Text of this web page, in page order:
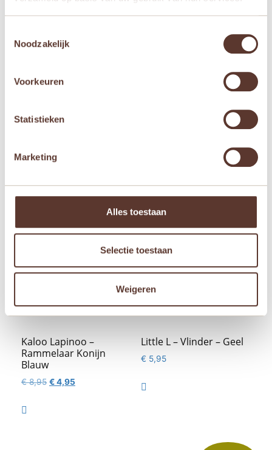
Noodzakelijk
Voorkeuren
Statistieken
Marketing
Alles toestaan
Selectie toestaan
Weigeren
E-mail*
browser voor de volgende keer wanneer ik een
reactie plaats.
Gerelateerde producten
Kaloo Lapinoo –
Rammelaar Konijn
Blauw
€8,95 Oorspronkelijke
€4,95Huidige

Little L – Vlinder – Geel
€ 5,95
